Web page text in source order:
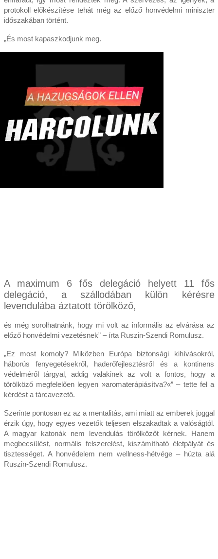
protokoll előkészítése tehát még az előző honvédelmi miniszter
időszakában történt.
„És most kapaszkodjunk meg.
A maximum 6 fős delegáció helyett 11 fős
delegáció, a szállodában külön kérésre
levendulába áztatott törölköző,
és még sorolhatnánk, hogy mi volt az informális az elvárása az
előző honvédelmi vezetésnek” – írta Ruszin-Szendi Romulusz.
„Ez most komoly? Miközben Európa biztonsági kihívásokról,
háborús fenyegetésekről, haderőfejlesztésről és a kontinens
védelméről tárgyal, addig valakinek az volt a fontos, hogy a
törölköző megfelelően legyen »aromaterápiásítva?«” – tette fel a
kérdést a tárcavezető.
Szerinte pontosan ez az a mentalitás, ami miatt az emberek joggal
érzik úgy, hogy egyes vezetők teljesen elszakadtak a valóságtól.
A magyar katonák nem levendulás törölközőt kérnek. Hanem
megbecsülést, normális felszerelést, kiszámítható életpályát és
tisztességet. A honvédelem nem wellness-hétvége – húzta alá
Ruszin-Szendi Romulusz.